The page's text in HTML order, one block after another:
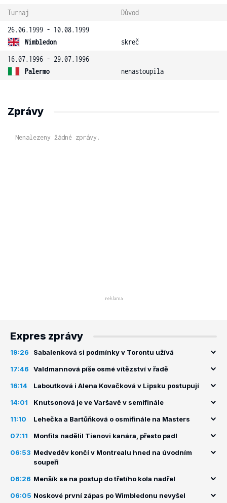
Turnaj
Důvod
26.06.1999 - 10.08.1999
Wimbledon
skreč
16.07.1996 - 29.07.1996
Palermo
nenastoupila
Zprávy
Nenalezeny žádné zprávy.
Expres zprávy
19:26 Sabalenková si podmínky v Torontu užívá
17:46 Valdmannová píše osmé vítězství v řadě
16:14 Laboutková i Alena Kovačková v Lipsku postupují
14:01 Knutsonová je ve Varšavě v semifinále
11:10 Lehečka a Bartůňková o osmifinále na Masters
07:11 Monfils nadělil Tienovi kanára, přesto padl
06:53 Medveděv končí v Montrealu hned na úvodním
soupeři
06:26 Menšík se na postup do třetího kola nadřel
06:05 Noskové první zápas po Wimbledonu nevyšel